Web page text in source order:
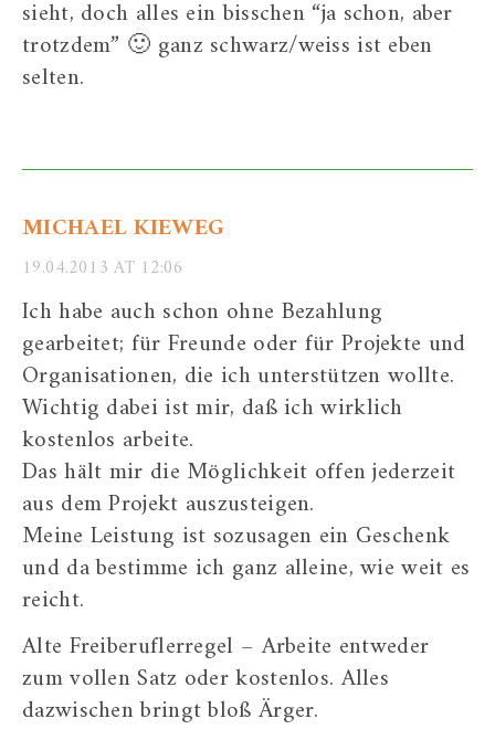
sieht, doch alles ein bisschen “ja schon, aber
trotzdem” 🙂 ganz schwarz/weiss ist eben
selten.
MICHAEL KIEWEG
19.04.2013 AT 12:06
Ich habe auch schon ohne Bezahlung
gearbeitet; für Freunde oder für Projekte und
Organisationen, die ich unterstützen wollte.
Wichtig dabei ist mir, daß ich wirklich
kostenlos arbeite.
Das hält mir die Möglichkeit offen jederzeit
aus dem Projekt auszusteigen.
Meine Leistung ist sozusagen ein Geschenk
und da bestimme ich ganz alleine, wie weit es
reicht.
Alte Freiberuflerregel – Arbeite entweder
zum vollen Satz oder kostenlos. Alles
dazwischen bringt bloß Ärger.